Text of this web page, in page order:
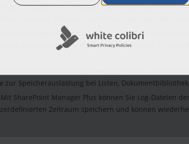
Plus effektiv verwalten. Sie erhalten
Gruppen, Benutzern und Berechtigungen für Ihren
Manager Plus sorgt für die Sicherheit lokaler
Listenelementen sowie Änderungen auf
Sie Ihren SharePoint-Speicherplatz effektiv mit Hilfe
zur Speicherauslastung bei Listen,
Mit SharePoint Manager Plus können Sie Log-Dateien
Zeitraum speichern und können